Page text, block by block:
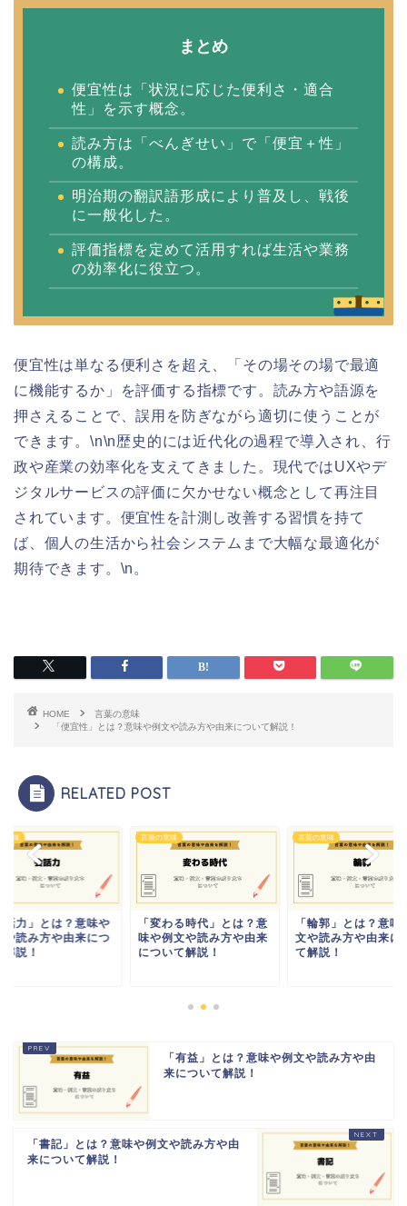
まとめ
便宜性は「状況に応じた便利さ・適合
性」を示す概念。
読み方は「べんぎせい」で「便宜＋性」
の構成。
明治期の翻訳語形成により普及し、戦後
に一般化した。
評価指標を定めて活用すれば生活や業務
の効率化に役立つ。
便宜性は単なる便利さを超え、「その場その場で最適
に機能するか」を評価する指標です。読み方や語源を
押さえることで、誤用を防ぎながら適切に使うことが
できます。\n\n歴史的には近代化の過程で導入され、行
政や産業の効率化を支えてきました。現代ではUXやデ
ジタルサービスの評価に欠かせない概念として再注目
されています。便宜性を計測し改善する習慣を持て
ば、個人の生活から社会システムまで大幅な最適化が
期待できます。\n。
HOME
言葉の意味
「便宜性」とは？意味や例文や読み方や由来について解説！
RELATED POST
意味
話力」とは？意味や
や読み方や由来につ
説！
言葉の意味
「変わる時代」とは？意
味や例文や読み方や由来
について解説！
言葉の意味
「輪郭」とは？意味
文や読み方や由来に
て解説！
「有益」とは？意味や例文や読み方や由
来について解説！
「書記」とは？意味や例文や読み方や由
来について解説！